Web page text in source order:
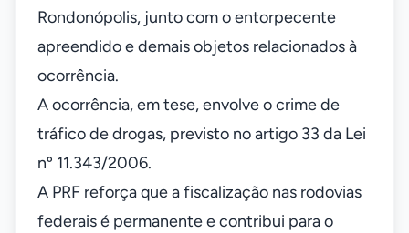
Rondonópolis, junto com o entorpecente
apreendido e demais objetos relacionados à
ocorrência.
A ocorrência, em tese, envolve o crime de
tráfico de drogas, previsto no artigo 33 da Lei
nº 11.343/2006.
A PRF reforça que a fiscalização nas rodovias
federais é permanente e contribui para o